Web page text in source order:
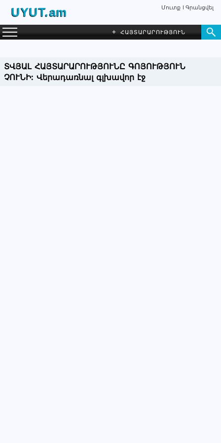
UYUT.am Մուտք Գրանցվել
+ ՀԱՅՏԱՐԱՐՈՒԹՅՈՒՆ
ՏՎՅԱԼ ՀԱՅՏԱՐԱՐՈՒԹՅՈՒՆԸ ԳՈՅՈՒԹՅՈՒՆ
ՉՈՒՆԻ: Վերադառնալ գլխավոր էջ